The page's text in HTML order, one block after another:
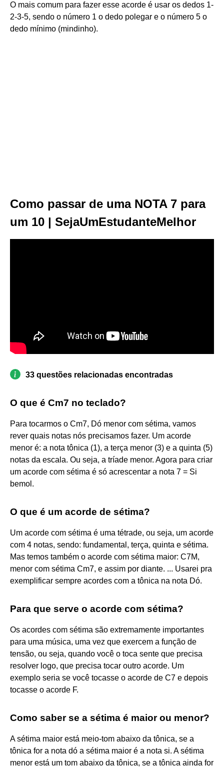
O mais comum para fazer esse acorde é usar os dedos 1-
2-3-5, sendo o número 1 o dedo polegar e o número 5 o
dedo mínimo (mindinho).
Como passar de uma NOTA 7 para
um 10 | SejaUmEstudanteMelhor
33 questões relacionadas encontradas
O que é Cm7 no teclado?
Para tocarmos o Cm7, Dó menor com sétima, vamos
rever quais notas nós precisamos fazer. Um acorde
menor é: a nota tônica (1), a terça menor (3) e a quinta (5)
notas da escala. Ou seja, a tríade menor. Agora para criar
um acorde com sétima é só acrescentar a nota 7 = Si
bemol.
O que é um acorde de sétima?
Um acorde com sétima é uma tétrade, ou seja, um acorde
com 4 notas, sendo: fundamental, terça, quinta e sétima.
Mas temos também o acorde com sétima maior: C7M,
menor com sétima Cm7, e assim por diante. ... Usarei pra
exemplificar sempre acordes com a tônica na nota Dó.
Para que serve o acorde com sétima?
Os acordes com sétima são extremamente importantes
para uma música, uma vez que exercem a função de
tensão, ou seja, quando você o toca sente que precisa
resolver logo, que precisa tocar outro acorde. Um
exemplo seria se você tocasse o acorde de C7 e depois
tocasse o acorde F.
Como saber se a sétima é maior ou menor?
A sétima maior está meio-tom abaixo da tônica, se a
tônica for a nota dó a sétima maior é a nota si. A sétima
menor está um tom abaixo da tônica, se a tônica ainda for